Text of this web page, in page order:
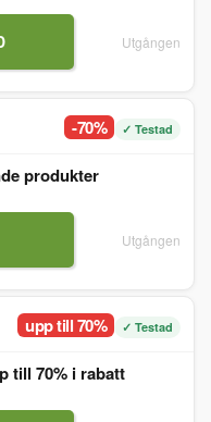
Utgången
-70% ✓ Testad
produkter
Utgången
upp till 70% ✓ Testad
till 70% i rabatt